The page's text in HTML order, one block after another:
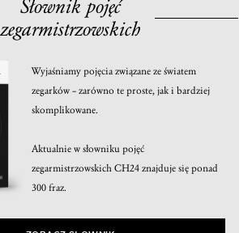
Słownik pojęć
zegarmistrzowskich
Wyjaśniamy pojęcia związane ze światem
zegarków – zarówno te proste, jak i bardziej
skomplikowane.
Aktualnie w słowniku pojęć
zegarmistrzowskich CH24 znajduje się ponad
300 fraz.